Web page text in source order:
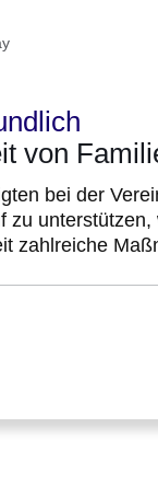
von
bei der
zu
zahlreiche